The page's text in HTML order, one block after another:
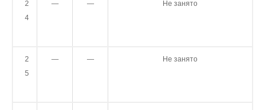
2
4
— — Не занято
2
5
— — Не занято